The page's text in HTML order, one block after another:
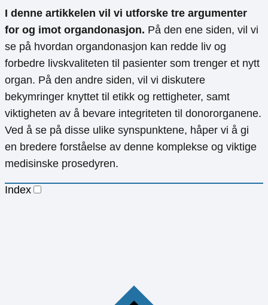
I denne artikkelen vil vi utforske tre argumenter
for og imot organdonasjon. På den ene siden, vil vi
se på hvordan organdonasjon kan redde liv og
forbedre livskvaliteten til pasienter som trenger et nytt
organ. På den andre siden, vil vi diskutere
bekymringer knyttet til etikk og rettigheter, samt
viktigheten av å bevare integriteten til donororganene.
Ved å se på disse ulike synspunktene, håper vi å gi
en bredere forståelse av denne komplekse og viktige
medisinske prosedyren.
Index